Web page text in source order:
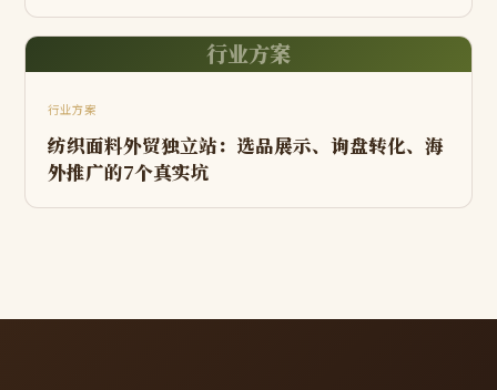
行业方案
行业方案
纺织面料外贸独立站：选品展示、询盘转化、海
外推广的7个真实坑